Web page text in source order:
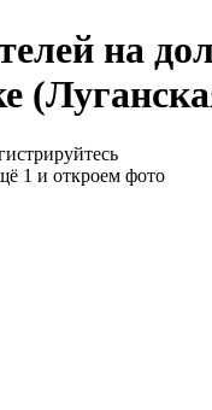
на
1 и откроем фото